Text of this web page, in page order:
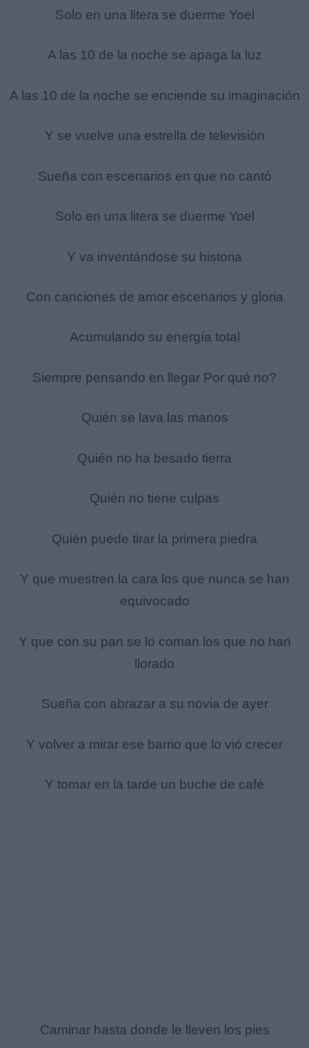
Solo en una litera se duerme Yoel
A las 10 de la noche se apaga la luz
A las 10 de la noche se enciende su imaginación
Y se vuelve una estrella de televisión
Sueña con escenarios en que no cantó
Solo en una litera se duerme Yoel
Y va inventándose su historia
Con canciones de amor escenarios y gloria
Acumulando su energía total
Siempre pensando en llegar Por qué no?
Quién se lava las manos
Quién no ha besado tierra
Quién no tiene culpas
Quién puede tirar la primera piedra
Y que muestren la cara los que nunca se han
equivocado
Y que con su pan se lo coman los que no han
llorado
Sueña con abrazar a su novia de ayer
Y volver a mirar ese barrio que lo vió crecer
Y tomar en la tarde un buche de café
Caminar hasta donde le lleven los pies